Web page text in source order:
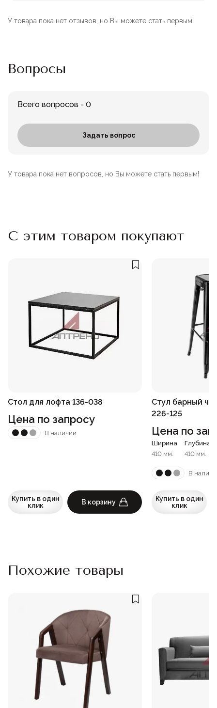
У товара пока нет отзывов, но Вы можете стать первым!
Вопросы
Всего вопросов - 0
Задать вопрос
У товара пока нет вопросов, но Вы можете стать первым!
С этим товаром покупают
Стол для лофта 136-038
Цена по запросу
В наличии
Купить в один
клик
В корзину
Стул барный
226-125
Цена по
Ширина
410 мм.
Глубина
410 мм.
В
Купить в один
клик
Похожие товары